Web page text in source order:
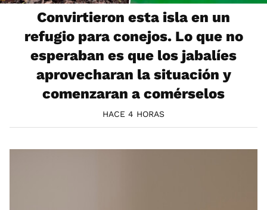
Convirtieron esta isla en un
refugio para conejos. Lo que no
esperaban es que los jabalíes
aprovecharan la situación y
comenzaran a comérselos
HACE 4 HORAS